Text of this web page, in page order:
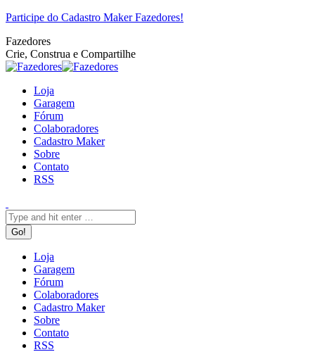
Pular
o
conteúdo
Facebook
Twitter
Google+
YouTube
Website
Rss
Participe do Cadastro Maker Fazedores!
Fazedores
Crie, Construa e Compartilhe
Loja
Garagem
Fórum
Colaboradores
Cadastro Maker
Sobre
Contato
RSS
Loja
Garagem
Fórum
Colaboradores
Cadastro Maker
Sobre
Contato
RSS